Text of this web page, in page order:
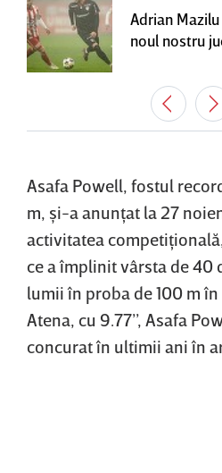
Adrian
noul nostru
Asafa Powell, fostul
m, şi-a anunţat la 27
activitatea
ce a împlinit vârsta de 40
lumii în proba de 100 m
Atena, cu 9.77’’, Asafa
concurat în ultimii ani în